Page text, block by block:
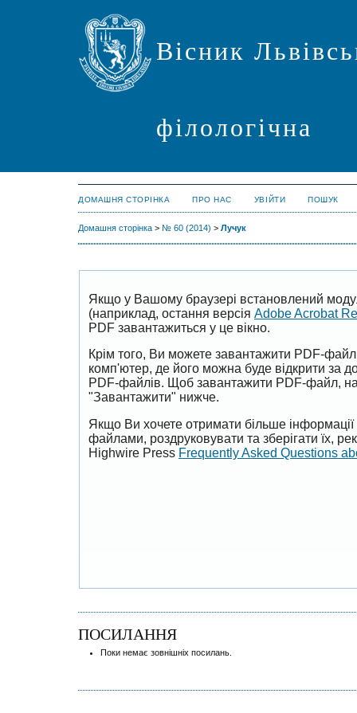
Вісник
філологічна
ДОМАШНЯ СТОРІНКА ПРО НАС УВІЙТИ ПОШУК
Домашня сторінка > № 60 (2014) > Лучук
Якщо у Вашому браузері встановлений
(наприклад, остання версія Adobe Acrobat
PDF завантажиться у це вікно.
Крім того, Ви можете завантажити PDF-
комп'ютер, де його можна буде відкрити за
PDF-файлів. Щоб завантажити PDF-файл,
"Завантажити" нижче.
Якщо Ви хочете отримати більше
файлами, роздруковувати та зберігати їх,
Highwire Press Frequently Asked Questions
ПОСИЛАННЯ
Поки немає зовнішніх посилань.